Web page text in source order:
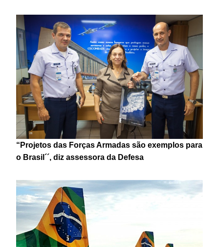
“Projetos das Forças Armadas são exemplos para
o Brasil´´, diz assessora da Defesa